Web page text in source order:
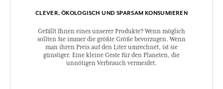
CLEVER, ÖKOLOGISCH UND SPARSAM KONSUMIEREN
Gefällt Ihnen eines unserer Produkte? Wenn möglich
sollten Sie immer die größte Größe bevorzugen. Wenn
man ihren Preis auf den Liter umrechnet, ist sie
günstiger. Eine kleine Geste für den Planeten, die
unnötigen Verbrauch vermeidet.